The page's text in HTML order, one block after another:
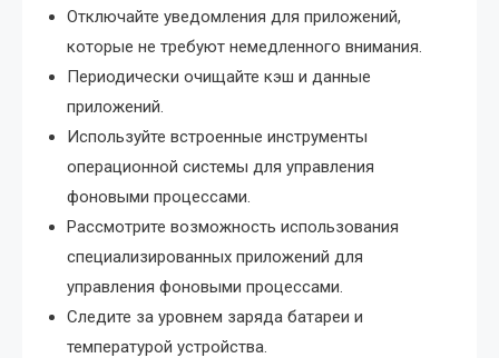
Отключайте уведомления для приложений,
которые не требуют немедленного внимания.
Периодически очищайте кэш и данные
приложений.
Используйте встроенные инструменты
операционной системы для управления
фоновыми процессами.
Рассмотрите возможность использования
специализированных приложений для
управления фоновыми процессами.
Следите за уровнем заряда батареи и
температурой устройства.